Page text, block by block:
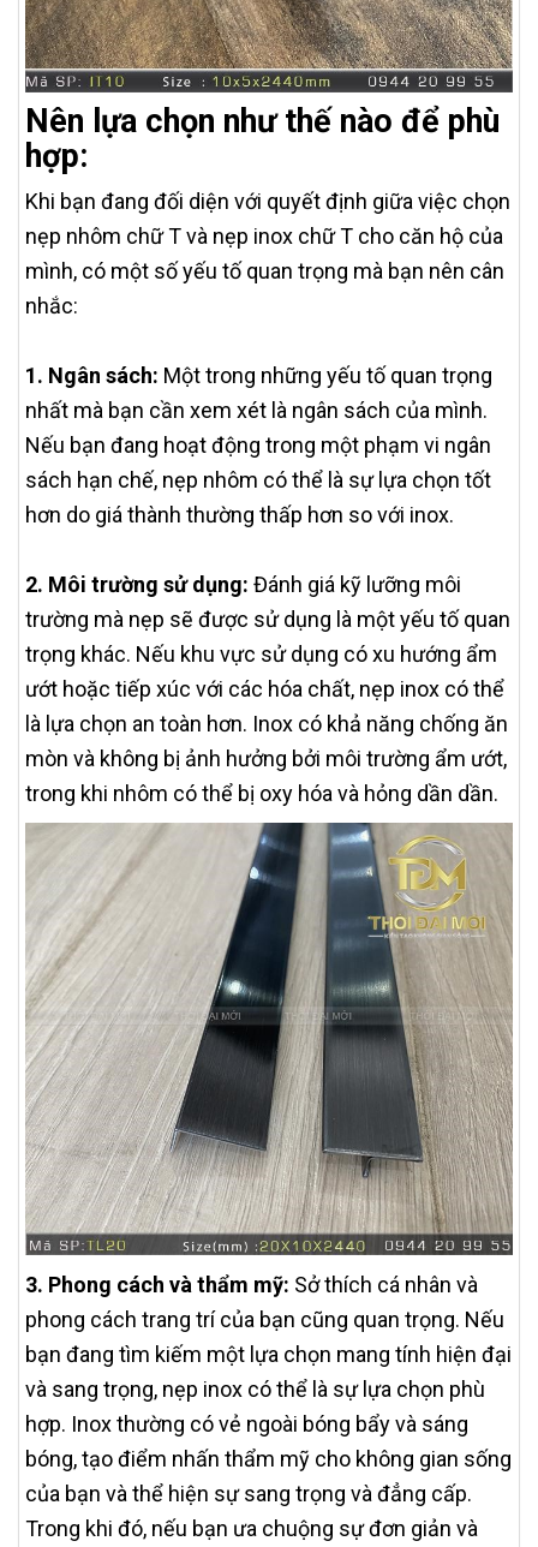
Nên lựa chọn như thế nào để phù
hợp:
Khi bạn đang đối diện với quyết định giữa việc chọn
nẹp nhôm chữ T và nẹp inox chữ T cho căn hộ của
mình, có một số yếu tố quan trọng mà bạn nên cân
nhắc:
1. Ngân sách: Một trong những yếu tố quan trọng
nhất mà bạn cần xem xét là ngân sách của mình.
Nếu bạn đang hoạt động trong một phạm vi ngân
sách hạn chế, nẹp nhôm có thể là sự lựa chọn tốt
hơn do giá thành thường thấp hơn so với inox.
2. Môi trường sử dụng: Đánh giá kỹ lưỡng môi
trường mà nẹp sẽ được sử dụng là một yếu tố quan
trọng khác. Nếu khu vực sử dụng có xu hướng ẩm
ướt hoặc tiếp xúc với các hóa chất, nẹp inox có thể
là lựa chọn an toàn hơn. Inox có khả năng chống ăn
mòn và không bị ảnh hưởng bởi môi trường ẩm ướt,
trong khi nhôm có thể bị oxy hóa và hỏng dần dần.
3. Phong cách và thẩm mỹ: Sở thích cá nhân và
phong cách trang trí của bạn cũng quan trọng. Nếu
bạn đang tìm kiếm một lựa chọn mang tính hiện đại
và sang trọng, nẹp inox có thể là sự lựa chọn phù
hợp. Inox thường có vẻ ngoài bóng bẩy và sáng
bóng, tạo điểm nhấn thẩm mỹ cho không gian sống
của bạn và thể hiện sự sang trọng và đẳng cấp.
Trong khi đó, nếu bạn ưa chuộng sự đơn giản và